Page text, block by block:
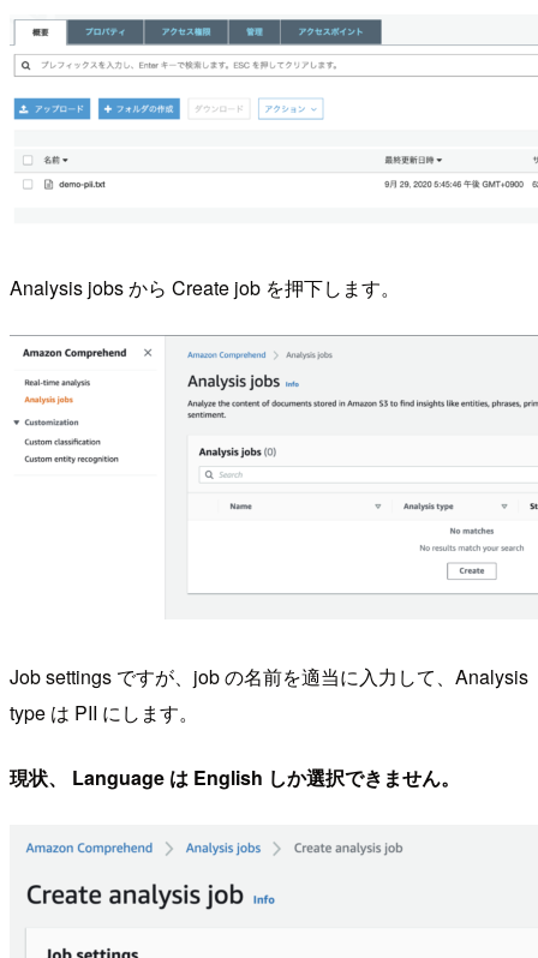
Analysis jobs から Create job を押下します。
Job settings ですが、job の名前を適当に入力して、Analysis
type は PII にします。
現状、 Language は English しか選択できません。